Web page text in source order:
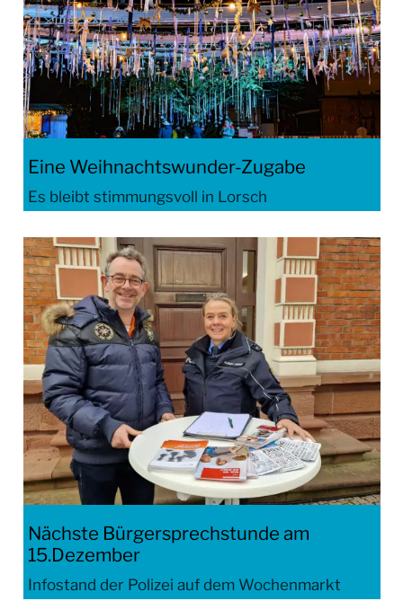
Eine Weihnachtswunder-Zugabe
Es bleibt stimmungsvoll in Lorsch
Nächste Bürgersprechstunde am
15.Dezember
Infostand der Polizei auf dem Wochenmarkt